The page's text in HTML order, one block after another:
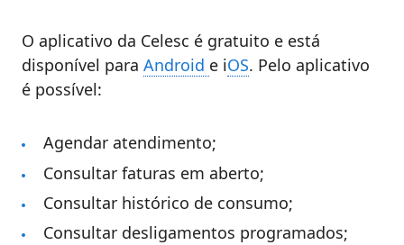
O aplicativo da Celesc é gratuito e está
disponível para Android e iOS. Pelo aplicativo
é possível:
Agendar atendimento;
Consultar faturas em aberto;
Consultar histórico de consumo;
Consultar desligamentos programados;